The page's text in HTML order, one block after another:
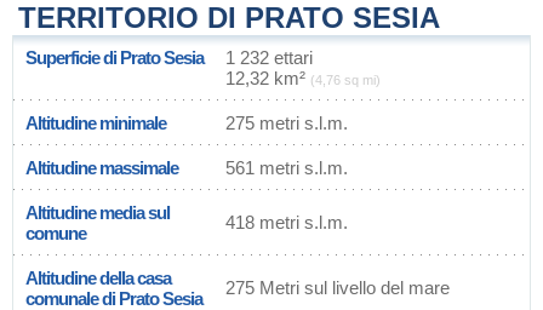
TERRITORIO DI PRATO SESIA
Superficie di Prato Sesia
1 232 ettari
12,32 km² (4,76 sq mi)
Altitudine minimale 275 metri s.l.m.
Altitudine massimale 561 metri s.l.m.
Altitudine media sul
comune
418 metri s.l.m.
Altitudine della casa
comunale di Prato Sesia
275 Metri sul livello del mare